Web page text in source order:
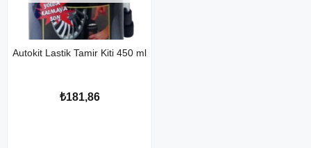
Autokit Lastik Tamir Kiti 450 ml
₺181,86